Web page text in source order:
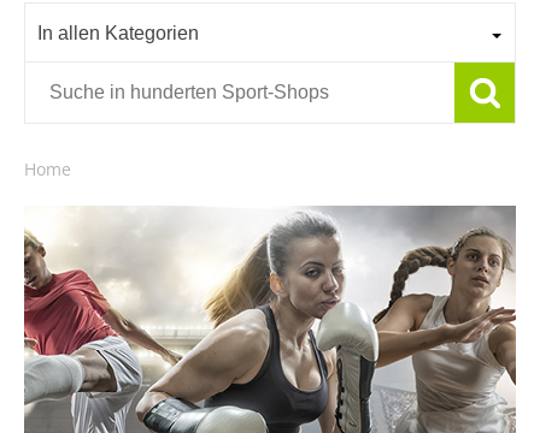
In allen Kategorien
Home